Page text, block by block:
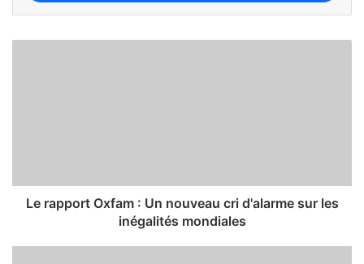
Le rapport Oxfam : Un nouveau cri d'alarme sur les
inégalités mondiales